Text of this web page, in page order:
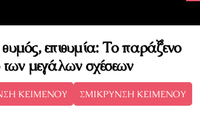
επιθυμία: Το παράξενο
των μεγάλων σχέσεων
ΚΕΙΜΕΝΟΥ ΣΜΙΚΡΥΝΣΗ ΚΕΙΜΕΝΟΥ